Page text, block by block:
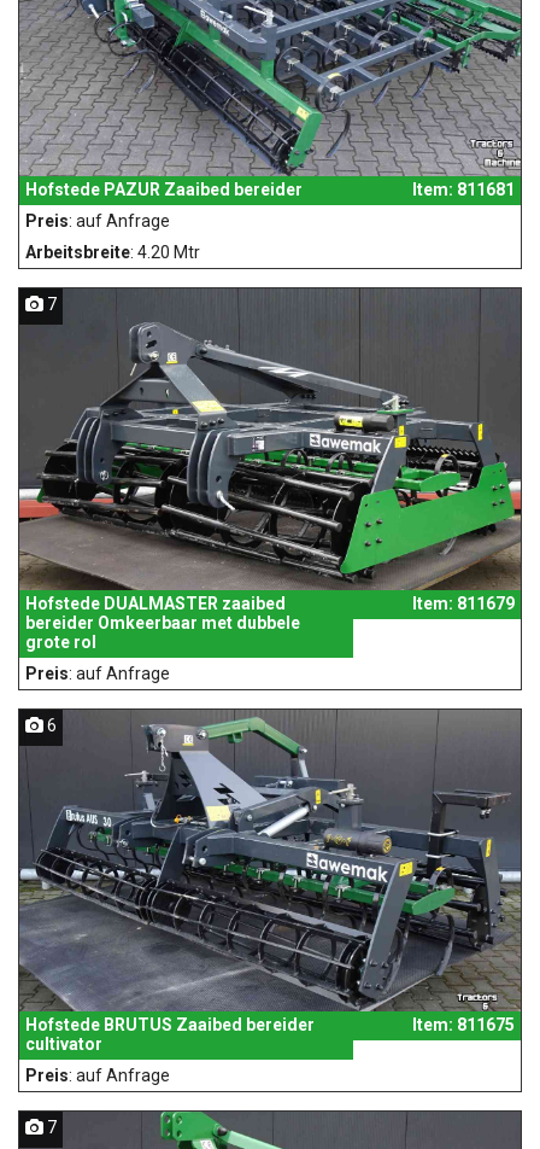
Hofstede PAZUR Zaaibed bereider
Item: 811681
Preis: auf Anfrage
Arbeitsbreite: 4.20 Mtr
7
Hofstede DUALMASTER zaaibed
bereider Omkeerbaar met dubbele
grote rol
Item: 811679
Preis: auf Anfrage
6
Hofstede BRUTUS Zaaibed bereider
cultivator
Item: 811675
Preis: auf Anfrage
7